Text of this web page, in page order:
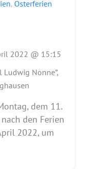
, Osterferien
2022 @ 15:15
Ludwig Nonne”,
dem 11.
den Ferien
2022, um